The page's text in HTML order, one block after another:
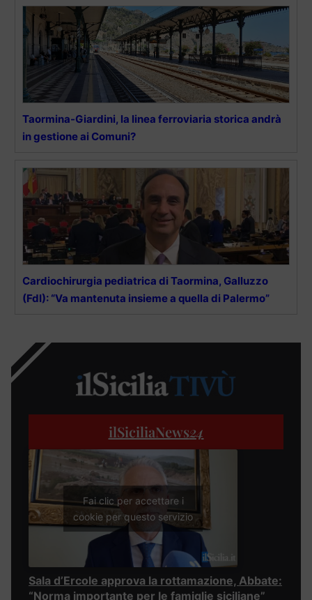
Taormina-Giardini, la linea ferroviaria storica andrà
in gestione ai Comuni?
Cardiochirurgia pediatrica di Taormina, Galluzzo
(FdI): “Va mantenuta insieme a quella di Palermo”
ilSiciliaNews24
Fai clic per accettare i
cookie per questo servizio
Sala d’Ercole approva la rottamazione, Abbate:
“Norma importante per le famiglie siciliane”